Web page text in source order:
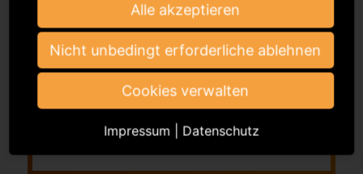
Bericht "Nachhaltigkeit in der GVL"
Download
Alle akzeptieren
Nicht unbedingt erforderliche ablehnen
Cookies verwalten
Impressum Datenschutz